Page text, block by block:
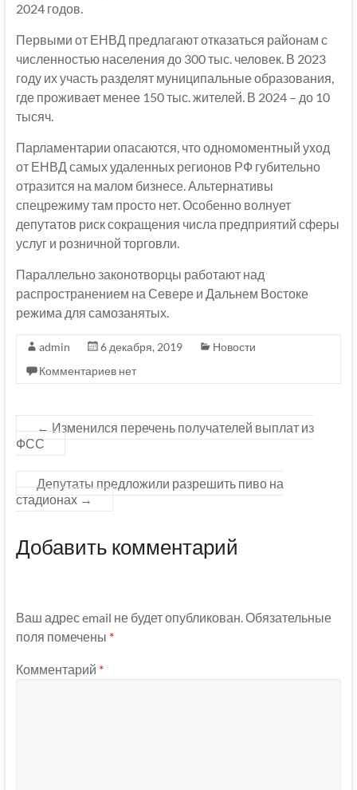
2024 годов.
Первыми от ЕНВД предлагают отказаться районам с
численностью населения до 300 тыс. человек. В 2023
году их участь разделят муниципальные образования,
где проживает менее 150 тыс. жителей. В 2024 – до 10
тысяч.
Парламентарии опасаются, что одномоментный уход
от ЕНВД самых удаленных регионов РФ губительно
отразится на малом бизнесе. Альтернативы
спецрежиму там просто нет. Особенно волнует
депутатов риск сокращения числа предприятий сферы
услуг и розничной торговли.
Параллельно законотворцы работают над
распространением на Севере и Дальнем Востоке
режима для самозанятых.
admin 6 декабря, 2019
Новости
Комментариев нет
← Изменился перечень получателей выплат из
ФСС
Депутаты предложили разрешить пиво на
стадионах →
Добавить комментарий
Ваш адрес email не будет опубликован. Обязательные
поля помечены *
Комментарий *